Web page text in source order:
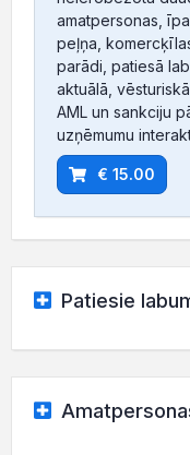
amatpersonas,
peļņa,
parādi, patiesā
aktuālā,
AML un sankciju
uzņēmumu
€ 15.00
Patiesie